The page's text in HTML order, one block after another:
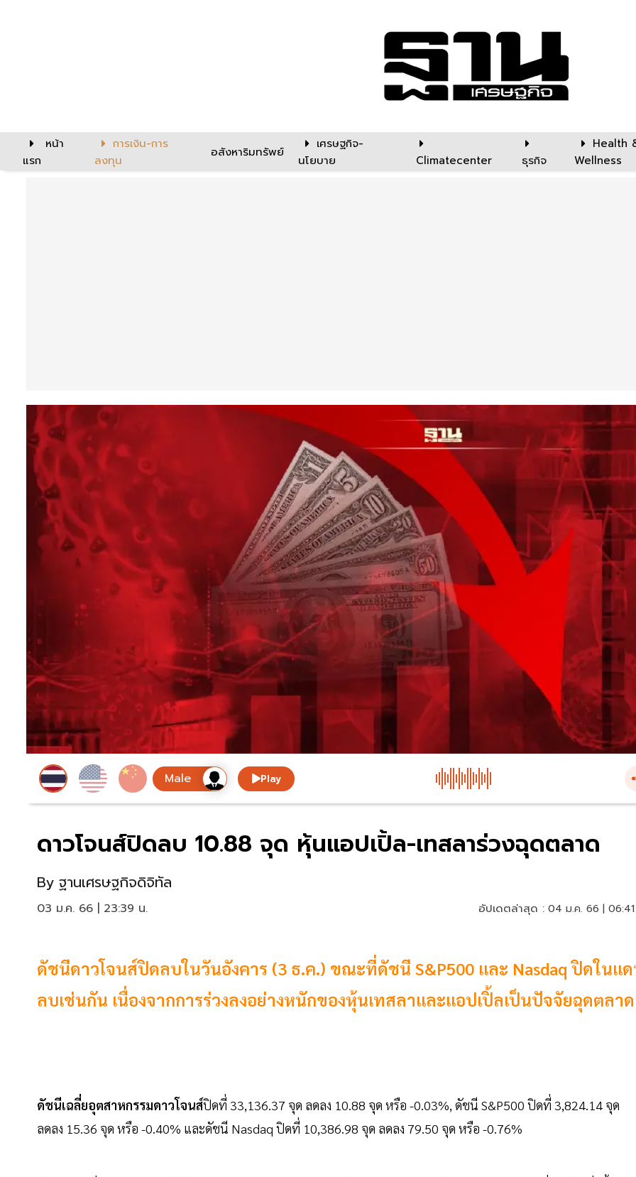
หน้า
แรก
การเงิน-การ
ลงทุน
อสังหาริมทรัพย์
เศรษฐกิจ-
นโยบาย
Climatecenter ธุรกิจ
Health
Wellness
Play
ดาวโจนส์ปิดลบ 10.88 จุด หุ้นแอปเปิ้ล-เทสลาร่วงฉุดตลาด
By ฐานเศรษฐกิจดิจิทัล
03 ม.ค. 66 | 23:39 น. อัปเดตล่าสุด : 04 ม.ค. 66 |
ดัชนีดาวโจนส์ปิดลบในวันอังคาร (3 ธ.ค.) ขณะที่ดัชนี S&P500 และ Nasdaq ปิดในแ
ลบเช่นกัน เนื่องจากการร่วงลงอย่างหนักของหุ้นเทสลาและแอปเปิ้ลเป็นปัจจัยฉุดตลาด
ดัชนีเฉลี่ยอุตสาหกรรมดาวโจนส์ปิดที่ 33,136.37 จุด ลดลง 10.88 จุด หรือ -0.03%, ดัชนี S&P500 ปิดที่ 3,824.14 จุด
ลดลง 15.36 จุด หรือ -0.40% และดัชนี Nasdaq ปิดที่ 10,386.98 จุด ลดลง 79.50 จุด หรือ -0.76%